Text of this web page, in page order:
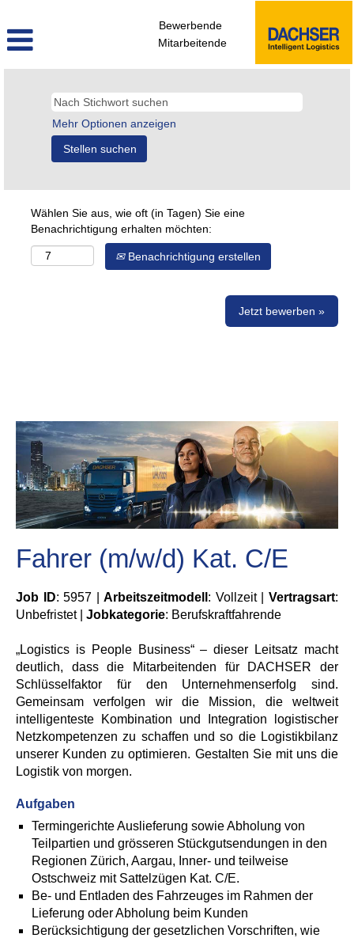
Bewerbende
Mitarbeitende
Mehr Optionen anzeigen
Wählen Sie aus, wie oft (in Tagen) Sie eine
Benachrichtigung erhalten möchten:
Benachrichtigung erstellen
Jetzt bewerben »
Fahrer (m/w/d) Kat. C/E
Job ID: 5957 |Arbeitszeitmodell : Vollzeit |Vertragsart:
Unbefristet | Jobkategorie: Berufskraftfahrende
„Logistics is People Business“ – dieser Leitsatz macht
deutlich, dass die Mitarbeitenden für DACHSER der
Schlüsselfaktor für den Unternehmenserfolg sind.
Gemeinsam verfolgen wir die Mission, die weltweit
intelligenteste Kombination und Integration logistischer
Netzkompetenzen zu schaffen und so die Logistikbilanz
unserer Kunden zu optimieren. Gestalten Sie mit uns die
Logistik von morgen.
Aufgaben
Termingerichte Auslieferung sowie Abholung von
Teilpartien und grösseren Stückgutsendungen in den
Regionen Zürich, Aargau, Inner- und teilweise
Ostschweiz mit Sattelzügen Kat. C/E.
Be- und Entladen des Fahrzeuges im Rahmen der
Lieferung oder Abholung beim Kunden
Berücksichtigung der gesetzlichen Vorschriften, wie